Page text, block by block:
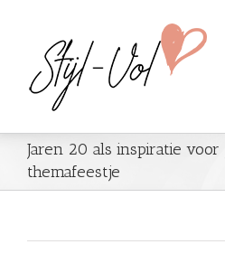
Jaren 20 als inspiratie
themafeestje